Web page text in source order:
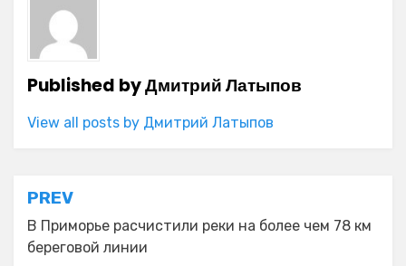
Published byДмитрий Латыпов
View all posts by Дмитрий Латыпов
Навигация
по
PREV
В Приморье расчистили реки на более чем 78 км
береговой линии